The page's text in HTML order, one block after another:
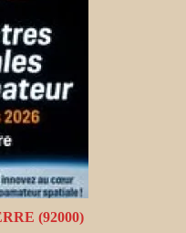
(92000)